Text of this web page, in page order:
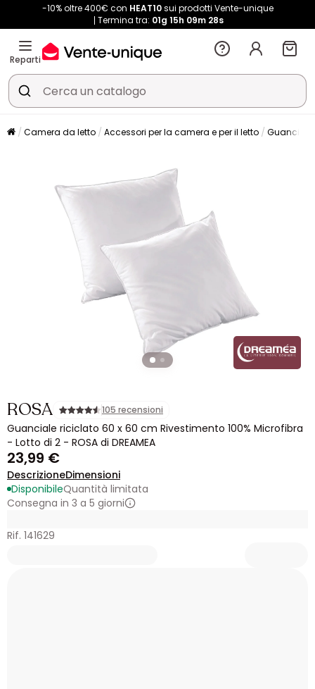
-10% oltre 400€ con HEAT10sui prodotti Vente-unique
Termina tra: 01g 15h 09m 27s
Reparti
Camera da letto Accessori per la camera e per il letto Guanciale
ROSA 105 recensioni
Guanciale riciclato 60 x 60 cm Rivestimento 100% Microfibra
- Lotto di 2 - ROSA di DREAMEA
23,99 €
DescrizioneDimensioni
DisponibileQuantità limitata
Consegna in 3 a 5 giorni
Rif. 141629